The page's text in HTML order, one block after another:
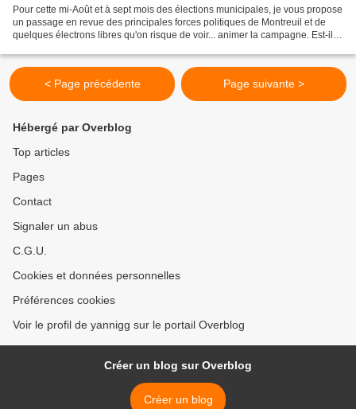
Pour cette mi-Août et à sept mois des élections municipales, je vous propose
un passage en revue des principales forces politiques de Montreuil et de
quelques électrons libres qu'on risque de voir... animer la campagne. Est-il
< Page précédente Page suivante >
Hébergé par Overblog
Top articles
Pages
Contact
Signaler un abus
C.G.U.
Cookies et données personnelles
Préférences cookies
Voir le profil de yannigg sur le portail Overblog
Créer un blog sur Overblog
Créer un blog